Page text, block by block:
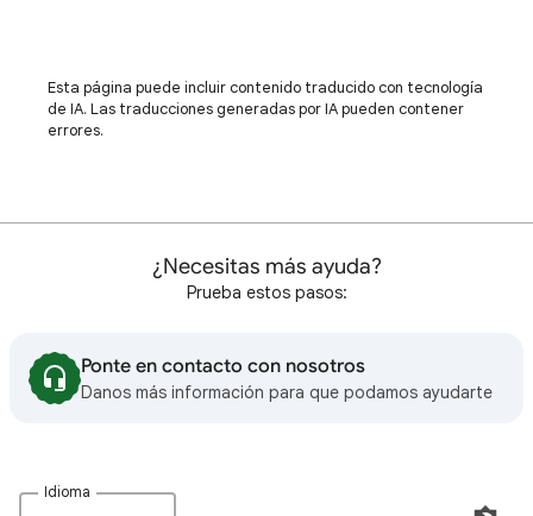
Esta página puede incluir contenido traducido con tecnología
de IA. Las traducciones generadas por IA pueden contener
errores.
¿Necesitas más ayuda?
Prueba estos pasos:
Ponte en contacto con nosotros
Danos más información para que podamos ayudarte
Idioma